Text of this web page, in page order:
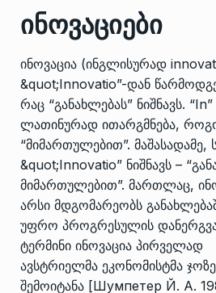
ინოვაციები
ინოვაცია (ინგლისურად
&quot;Innovatio”-დან
რაც “განახლებას” ნიშნავს.
ლათინურად ითარგმნება,
“მიმართულებით”. მაშასადამე,
&quot;Innovatio” ნიშნავს –
მიმართულებით”. მართლაც,
არსი მდგომარეობს
უფრო პროგრესულის
ტერმინი ინოვაცია პირველად
ავსტრიელმა ეკონომისტმა
შემოიტანა [Шумпетер Й. А.